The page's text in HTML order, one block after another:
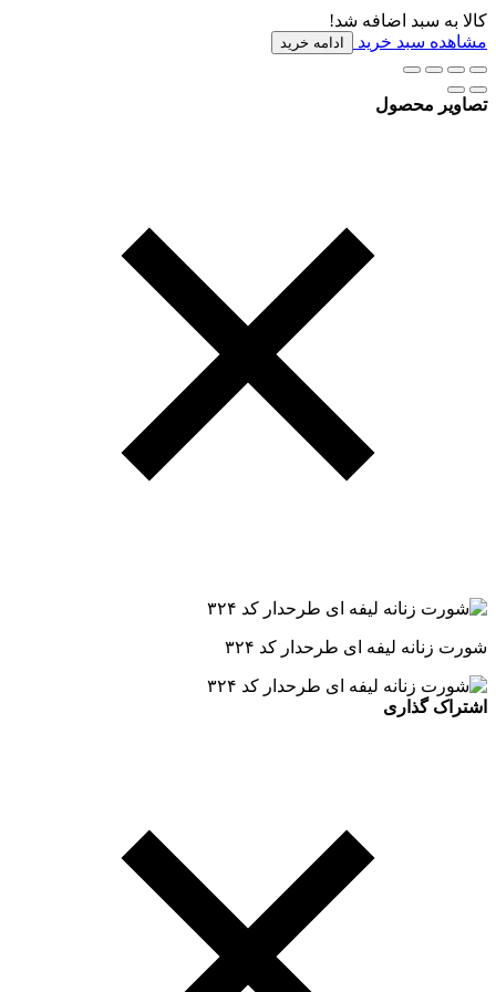
کالا به سبد اضافه شد!
مشاهده سبد خرید
ادامه خرید
تصاویر محصول
شورت زنانه لیفه ای طرحدار کد ۳۲۴
اشتراک گذاری